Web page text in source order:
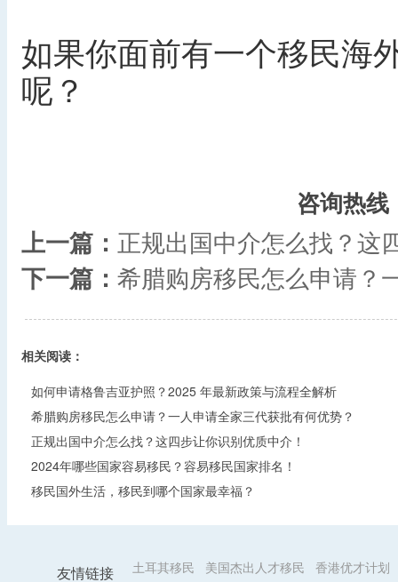
如果你面前有一个移民海
呢？
咨询热线
上一篇： 正规出国中介怎么找？这
下一篇： 希腊购房移民怎么申请？
相关阅读：
如何申请格鲁吉亚护照？2025 年最新政策与流程全解析​
希腊购房移民怎么申请？一人申请全家三代获批有何优势？​
正规出国中介怎么找？这四步让你识别优质中介！
2024年哪些国家容易移民？容易移民国家排名！
移民国外生活，移民到哪个国家最幸福？
友情链接 土耳其移民 美国杰出人才移民 香港优才计划